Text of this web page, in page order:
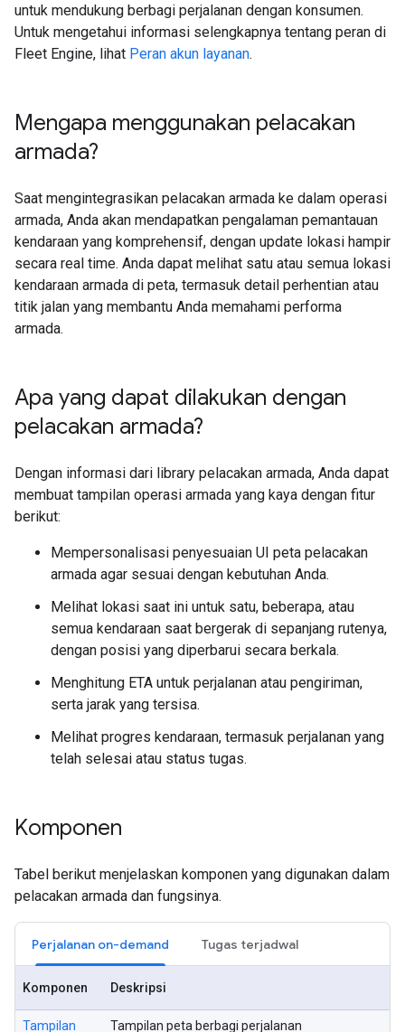
untuk mendukung berbagi perjalanan dengan konsumen.
Untuk mengetahui informasi selengkapnya tentang peran di
Fleet Engine, lihat Peran akun layanan.
Mengapa menggunakan pelacakan
armada?
Saat mengintegrasikan pelacakan armada ke dalam operasi
armada, Anda akan mendapatkan pengalaman pemantauan
kendaraan yang komprehensif, dengan update lokasi hampir
secara real time. Anda dapat melihat satu atau semua lokasi
kendaraan armada di peta, termasuk detail perhentian atau
titik jalan yang membantu Anda memahami performa
armada.
Apa yang dapat dilakukan dengan
pelacakan armada?
Dengan informasi dari library pelacakan armada, Anda dapat
membuat tampilan operasi armada yang kaya dengan fitur
berikut:
Mempersonalisasi penyesuaian UI peta pelacakan
armada agar sesuai dengan kebutuhan Anda.
Melihat lokasi saat ini untuk satu, beberapa, atau
semua kendaraan saat bergerak di sepanjang rutenya,
dengan posisi yang diperbarui secara berkala.
Menghitung ETA untuk perjalanan atau pengiriman,
serta jarak yang tersisa.
Melihat progres kendaraan, termasuk perjalanan yang
telah selesai atau status tugas.
Komponen
Tabel berikut menjelaskan komponen yang digunakan dalam
pelacakan armada dan fungsinya.
Perjalanan on-demand Tugas terjadwal
Komponen Deskripsi
Tampilan Tampilan peta berbagi perjalanan